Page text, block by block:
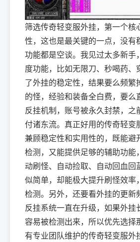
筛选传奇轻变服外挂，第一个核
性，这也是最关键的一点，没有
功能都是空谈。我见过太多新手
度功能，比如无限刀、秒喝药、
了外挂的稳定性，结果要么频繁
的怪，经验和装备全白费，要么
反挂机制，账号被永久封禁，之
付诸东流。真正好用的传奇轻变
兼顾稳定性和实用性的，既能避
检测，又能提供足够的辅助功能
动刷怪、自动捡取、自动回血回
似简单，却能极大提升刷怪效率
检测。另外，还要看外挂的更新
反挂系统一直在升级，如果外挂
容易被检测出来，所以优先选择
有专业团队维护的传奇轻变服外